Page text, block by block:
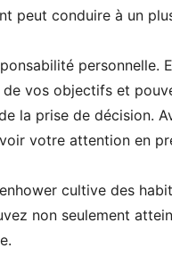
peut conduire à un
vos objectifs et
la prise de décision.
votre attention en
cultive des
non seulement